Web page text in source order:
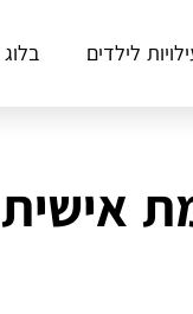
לילדים בלוג
אישית